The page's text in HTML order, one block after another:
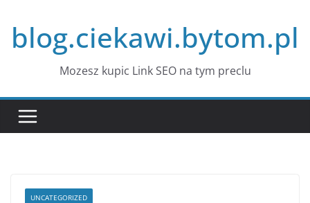
treściblog.ciekawi.bytom.pl
Mozesz kupic Link SEO na tym preclu
UNCATEGORIZED